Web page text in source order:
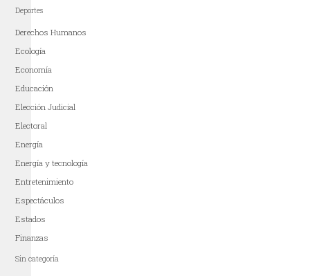
Deportes
Derechos Humanos
Ecología
Economía
Educación
Elección Judicial
Electoral
Energía
Energía y tecnología
Entretenimiento
Espectáculos
Estados
Finanzas
Sin categoría